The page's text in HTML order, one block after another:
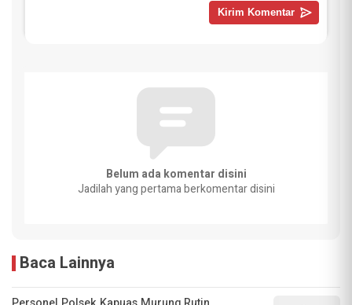
Belum ada komentar disini
Jadilah yang pertama berkomentar disini
Baca Lainnya